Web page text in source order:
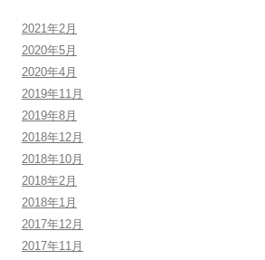
2021年2月
2020年5月
2020年4月
2019年11月
2019年8月
2018年12月
2018年10月
2018年2月
2018年1月
2017年12月
2017年11月